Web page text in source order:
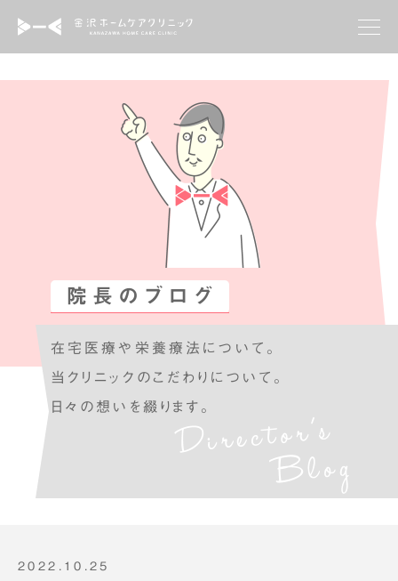
クリニックについて
よくあるご質問
お問い合わせ
院長のブログ
在宅医療や栄養療法について。
当クリニックのこだわりについて。
日々の想いを綴ります。
2022.10.25